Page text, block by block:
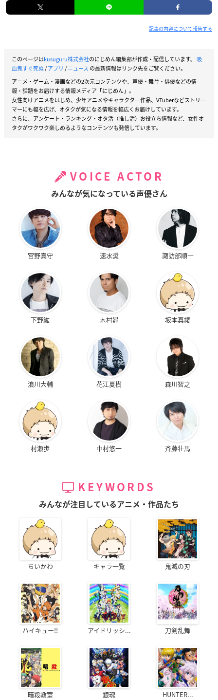
記事の内容について報告する
このページはkusuguru株式会社のにじめん編集部が作成・配信しています。 吸
血鬼すぐ死ぬ/アプリ /ニュース の最新情報はリンク先をご覧ください。
アニメ・ゲーム・漫画などの2次元コンテンツや、声優・舞台・俳優などの情
報・話題をお届けする情報メディア「にじめん」。
女性向けアニメをはじめ、少年アニメやキャラクター作品、VTuberなどストリー
マーにも幅を広げ、オタクが気になる情報を幅広くお届けしています。
さらに、アンケート・ランキング・オタ活（推し活）お役立ち情報など、女性オ
タクがワクワク楽しめるようなコンテンツも発信しています。
VOICE ACTOR
みんなが気になっている声優さん
宮野真守 速水奨 諏訪部順一
下野紘 木村昴 坂本真綾
浪川大輔 花江夏樹 森川智之
村瀬歩 中村悠一 斉藤壮馬
KEYWORDS
みんなが注目しているアニメ・作品たち
ちいかわ キャラ一覧 鬼滅の刃
ハイキュー!! アイドリッシ... 刀剣乱舞
暗殺教室 銀魂 HUNTER...